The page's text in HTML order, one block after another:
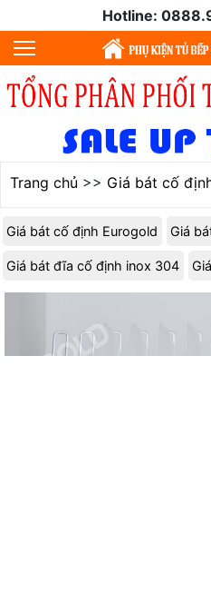
Hotline:
Trang chủ >> Giá bát cố
Giá bát cố định Eurogold Giá
Giá bát đĩa cố định inox 304